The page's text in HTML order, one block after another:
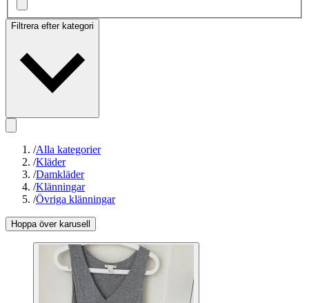
Filtrera efter kategori
/Alla kategorier
/Kläder
/Damkläder
/Klänningar
/Övriga klänningar
Hoppa över karusell